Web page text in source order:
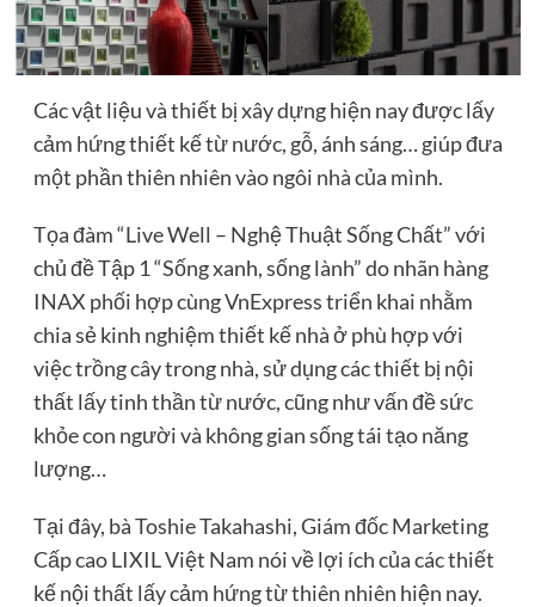
Các vật liệu và thiết bị xây dựng hiện nay được lấy
cảm hứng thiết kế từ nước, gỗ, ánh sáng… giúp đưa
một phần thiên nhiên vào ngôi nhà của mình.
Tọa đàm “Live Well – Nghệ Thuật Sống Chất” với
chủ đề Tập 1 “Sống xanh, sống lành” do nhãn hàng
INAX phối hợp cùng VnExpress triển khai nhằm
chia sẻ kinh nghiệm thiết kế nhà ở phù hợp với
việc trồng cây trong nhà, sử dụng các thiết bị nội
thất lấy tinh thần từ nước, cũng như vấn đề sức
khỏe con người và không gian sống tái tạo năng
lượng…
Tại đây, bà Toshie Takahashi, Giám đốc Marketing
Cấp cao LIXIL Việt Nam nói về lợi ích của các thiết
kế nội thất lấy cảm hứng từ thiên nhiên hiện nay.